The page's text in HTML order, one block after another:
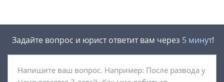
Задайте вопрос и юрист ответит вам через 5 минут!